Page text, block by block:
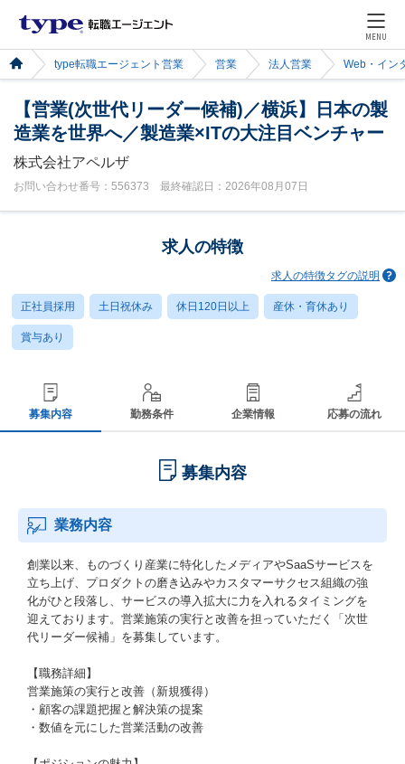
MENU
type転職エージェント営業 営業 法人営業 Web・イン
【営業(次世代リーダー候補)／横浜】日本の製
造業を世界へ／製造業×ITの大注目ベンチャー
株式会社アペルザ
お問い合わせ番号：556373 最終確認日：2026年08月07日
求人の特徴
求人の特徴タグの説明
正社員採用 土日祝休み 休日120日以上 産休・育休あり
賞与あり
募集内容 勤務条件 企業情報 応募の流れ
募集内容
業務内容
創業以来、ものづくり産業に特化したメディアやSaaSサービスを
立ち上げ、プロダクトの磨き込みやカスタマーサクセス組織の強
化がひと段落し、サービスの導入拡大に力を入れるタイミングを
迎えております。営業施策の実行と改善を担っていただく「次世
代リーダー候補」を募集しています。
【職務詳細】
営業施策の実行と改善（新規獲得）
・顧客の課題把握と解決策の提案
・数値を元にした営業活動の改善